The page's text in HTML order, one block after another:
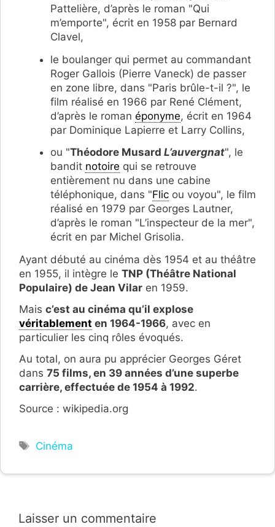
Pattelière, d’après le roman "Qui
m’emporte", écrit en 1958 par Bernard
Clavel,
le boulanger qui permet au commandant
Roger Gallois (Pierre Vaneck) de passer
en zone libre, dans "Paris brûle-t-il ?", le
film réalisé en 1966 par René Clément,
d’après le roman éponyme, écrit en 1964
par Dominique Lapierre et Larry Collins,
ou "Théodore Musard L’auvergnat", le
bandit notoire qui se retrouve
entièrement nu dans une cabine
téléphonique, dans "Flic ou voyou", le film
réalisé en 1979 par Georges Lautner,
d’après le roman "L’inspecteur de la mer",
écrit en par Michel Grisolia.
Ayant débuté au cinéma dès 1954 et au théâtre
en 1955, il intègre le TNP (Théâtre National
Populaire) de Jean Vilar en 1959.
Mais c’est au cinéma qu’il explose
véritablement en 1964-1966, avec en
particulier les cinq rôles évoqués.
Au total, on aura pu apprécier Georges Géret
dans 75 films, en 39 années d’une superbe
carrière, effectuée de 1954 à 1992.
Source : wikipedia.org
Étiquettes
Cinéma
Laisser un commentaire